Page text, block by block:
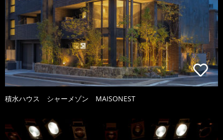
積水ハウス シャーメゾン MAISONEST